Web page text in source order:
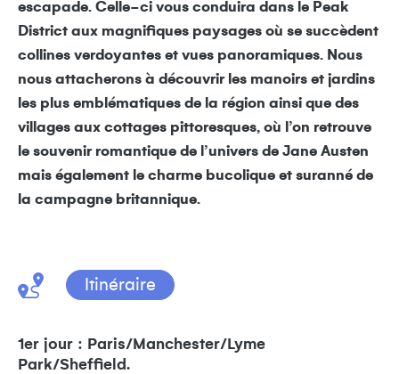
escapade. Celle-ci vous conduira dans le Peak
District aux magnifiques paysages où se succèdent
collines verdoyantes et vues panoramiques. Nous
nous attacherons à découvrir les manoirs et jardins
les plus emblématiques de la région ainsi que des
villages aux cottages pittoresques, où l’on retrouve
le souvenir romantique de l’univers de Jane Austen
mais également le charme bucolique et suranné de
la campagne britannique.
Itinéraire
1er jour : Paris/Manchester/Lyme
Park/Sheffield.